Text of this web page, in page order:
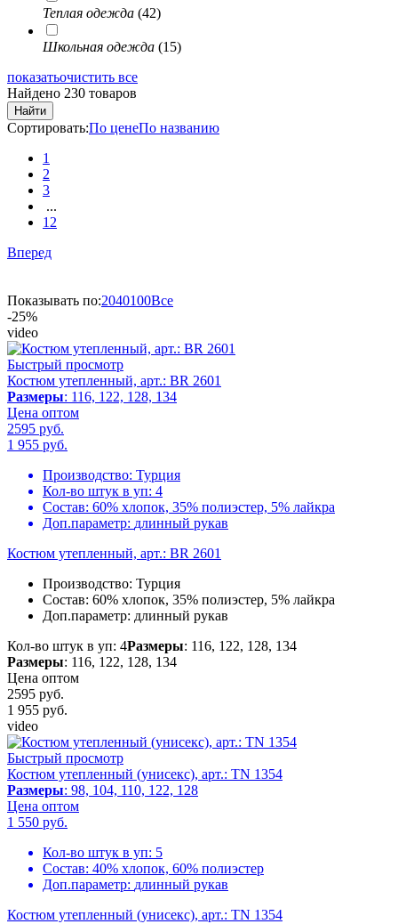
Теплая одежда (42)
Школьная одежда (15)
показатьочистить все
Найдено 230 товаров
Найти
Сортировать:По ценеПо названию
1
2
3
...
12
Вперед
Показывать по:2040100Все
-25%
video
Быстрый просмотр
Костюм утепленный, арт.: BR 2601
Размеры: 116, 122, 128, 134
Цена оптом
2595 руб.
1 955 руб.
Производство: Турция
Кол-во штук в уп: 4
Состав: 60% хлопок, 35% полиэстер, 5% лайкра
Доп.параметр: длинный рукав
Костюм утепленный, арт.: BR 2601
Производство: Турция
Состав: 60% хлопок, 35% полиэстер, 5% лайкра
Доп.параметр: длинный рукав
Кол-во штук в уп: 4Размеры: 116, 122, 128, 134
Размеры: 116, 122, 128, 134
Цена оптом
2595 руб.
1 955 руб.
video
Быстрый просмотр
Костюм утепленный (унисекс), арт.: TN 1354
Размеры: 98, 104, 110, 122, 128
Цена оптом
1 550 руб.
Кол-во штук в уп: 5
Состав: 40% хлопок, 60% полиэстер
Доп.параметр: длинный рукав
Костюм утепленный (унисекс), арт.: TN 1354